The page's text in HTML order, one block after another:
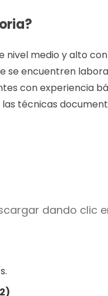
nivel medio y alto
se encuentren
con experiencia
técnicas
dando clic